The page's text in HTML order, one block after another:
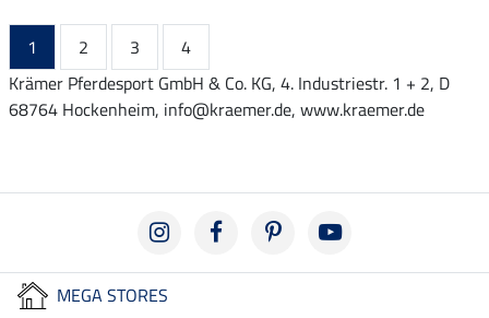
1 2 3
4
Krämer Pferdesport GmbH & Co. KG, 4. Industriestr. 1 + 2, D
68764 Hockenheim, info@kraemer.de, www.kraemer.de
MEGA STORES